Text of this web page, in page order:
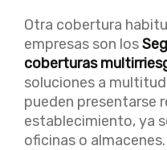
Otra cobertura
empresas son los
coberturas
soluciones a
pueden presentarse
establecimiento, ya
oficinas o almacenes.